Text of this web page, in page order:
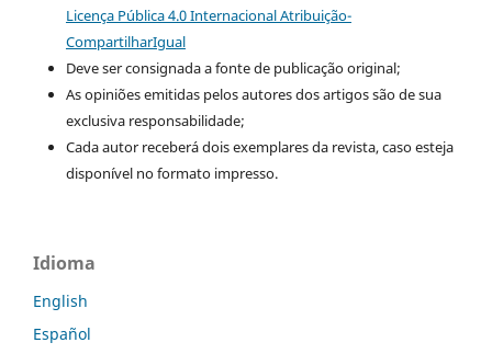
Licença Pública 4.0 Internacional Atribuição-
CompartilharIgual
Deve ser consignada a fonte de publicação original;
As opiniões emitidas pelos autores dos artigos são de sua
exclusiva responsabilidade;
Cada autor receberá dois exemplares da revista, caso esteja
disponível no formato impresso.
Idioma
English
Español